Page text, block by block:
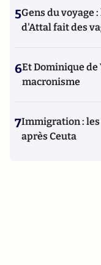
5Gens du voyage
d'Attal fait des
6Et Dominique
macronisme
7Immigration :
après Ceuta